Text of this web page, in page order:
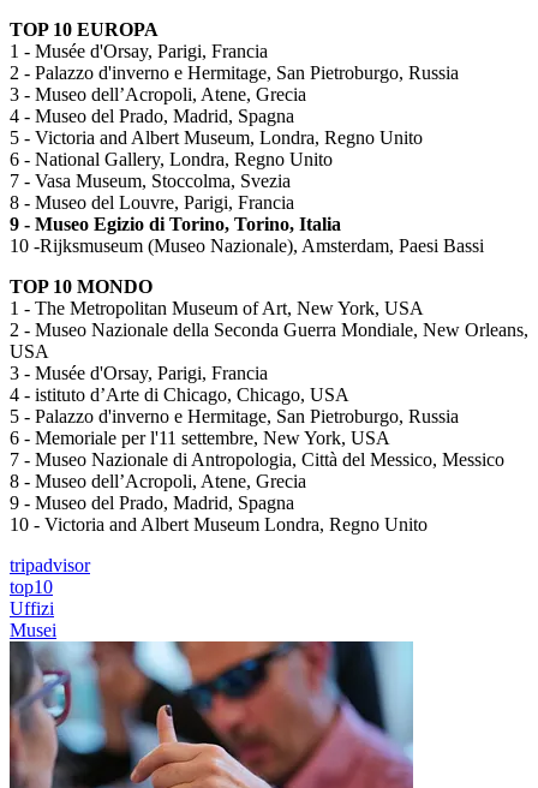
TOP 10 EUROPA
1 - Musée d'Orsay, Parigi, Francia
2 - Palazzo d'inverno e Hermitage, San Pietroburgo, Russia
3 - Museo dell’Acropoli, Atene, Grecia
4 - Museo del Prado, Madrid, Spagna
5 - Victoria and Albert Museum, Londra, Regno Unito
6 - National Gallery, Londra, Regno Unito
7 - Vasa Museum, Stoccolma, Svezia
8 - Museo del Louvre, Parigi, Francia
9 - Museo Egizio di Torino, Torino, Italia
10 -Rijksmuseum (Museo Nazionale), Amsterdam, Paesi Bassi
TOP 10 MONDO
1 - The Metropolitan Museum of Art, New York, USA
2 - Museo Nazionale della Seconda Guerra Mondiale, New Orleans,
USA
3 - Musée d'Orsay, Parigi, Francia
4 - istituto d’Arte di Chicago, Chicago, USA
5 - Palazzo d'inverno e Hermitage, San Pietroburgo, Russia
6 - Memoriale per l'11 settembre, New York, USA
7 - Museo Nazionale di Antropologia, Città del Messico, Messico
8 - Museo dell’Acropoli, Atene, Grecia
9 - Museo del Prado, Madrid, Spagna
10 - Victoria and Albert Museum Londra, Regno Unito
tripadvisor
top10
Uffizi
Musei